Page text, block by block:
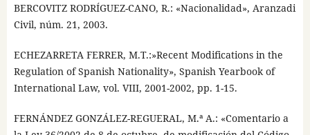
BERCOVITZ RODRÍGUEZ-CANO, R.: «Nacionalidad», Aranzadi
Civil, núm. 21, 2003.
ECHEZARRETA FERRER, M.T.:»Recent Modifications in the
Regulation of Spanish Nationality», Spanish Yearbook of
International Law, vol. VIII, 2001-2002, pp. 1-15.
FERNÁNDEZ GONZÁLEZ-REGUERAL, M.ª A.: «Comentario a